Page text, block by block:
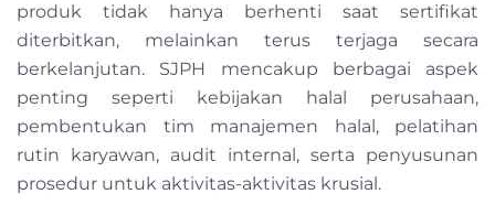
produk tidak hanya berhenti saat sertifikat
diterbitkan, melainkan terus terjaga secara
berkelanjutan. SJPH mencakup berbagai aspek
penting seperti kebijakan halal perusahaan,
pembentukan tim manajemen halal, pelatihan
rutin karyawan, audit internal, serta penyusunan
prosedur untuk aktivitas-aktivitas krusial.